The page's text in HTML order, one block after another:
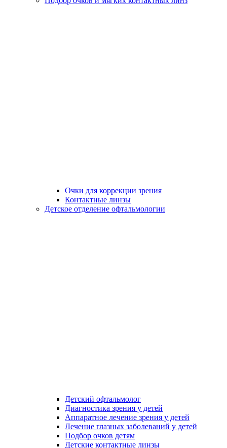
Очки для коррекции зрения
Контактные линзы
Детское отделение офтальмологии
Детский офтальмолог
Диагностика зрения у детей
Аппаратное лечение зрения у детей
Лечение глазных заболеваний у детей
Подбор очков детям
Детские контактные линзы